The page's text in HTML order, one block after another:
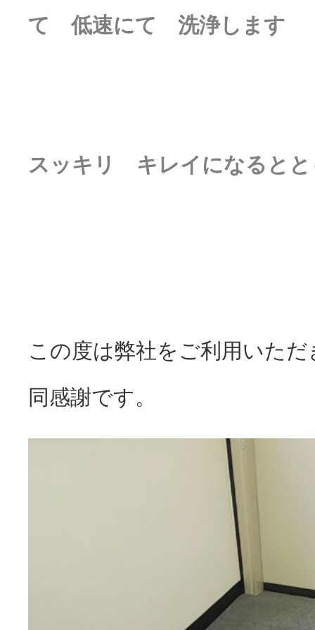
て 低速にて 洗浄します
スッキリ キレイになると
この度は弊社をご利用いた
同感謝です。